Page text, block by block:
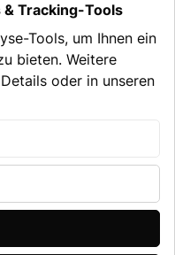
VISIT HOME
SOFORT BEWERBEN
Tracking-Tools
Tools, um Ihnen ein
bieten. Weitere
oder in unseren